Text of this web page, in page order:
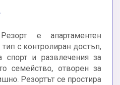
е апартаментен
с контролиран достъп,
спорт и развлечения за
семейство, отворен за
Резортът се простира